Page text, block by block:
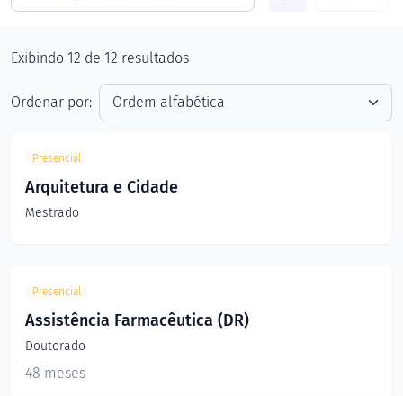
Exibindo 12 de 12 resultados
Ordenar por:
Presencial
Arquitetura e Cidade
Mestrado
Presencial
Assistência Farmacêutica (DR)
Doutorado
48 meses